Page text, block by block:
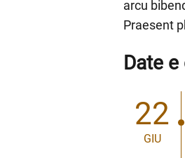
arcu
Praesent
Date
22
GIU